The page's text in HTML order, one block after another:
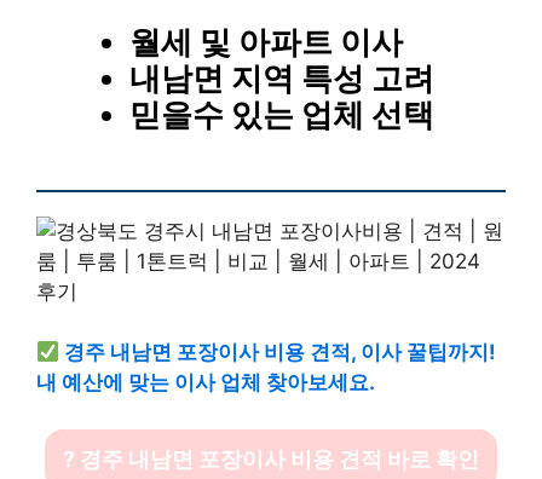
월세 및 아파트 이사
내남면 지역 특성 고려
믿을수 있는 업체 선택
경주 내남면 포장이사 비용 견적, 이사 꿀팁까지!
내 예산에 맞는 이사 업체 찾아보세요.
? 경주 내남면 포장이사 비용 견적 바로 확인